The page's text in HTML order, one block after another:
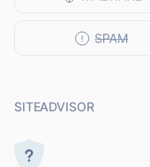
SITEADVISOR